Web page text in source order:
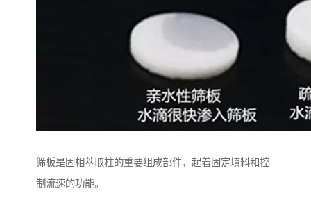
筛板是固相萃取柱的重要组成部件，起着固定填料和控
制流速的功能。